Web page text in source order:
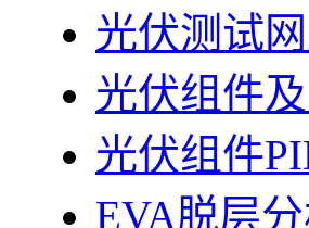
光伏测试
光伏组件
光伏组件
EVA脱层